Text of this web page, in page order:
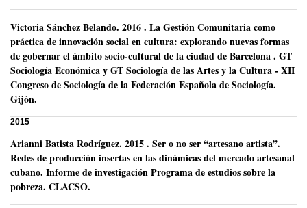
Victoria Sánchez Belando. 2016. La Gestión Comunitaria como
práctica de innovación social en cultura: explorando nuevas formas
de gobernar el ámbito socio-cultural de la ciudad de Barcelona . GT
Sociología Económica y GT Sociología de las Artes y la Cultura - XII
Congreso de Sociología de la Federación Española de Sociología.
Gijón.
2015
Arianni Batista Rodríguez. 2015. Ser o no ser “artesano artista”.
Redes de producción insertas en las dinámicas del mercado artesanal
cubano. Informe de investigación Programa de estudios sobre la
pobreza. CLACSO.